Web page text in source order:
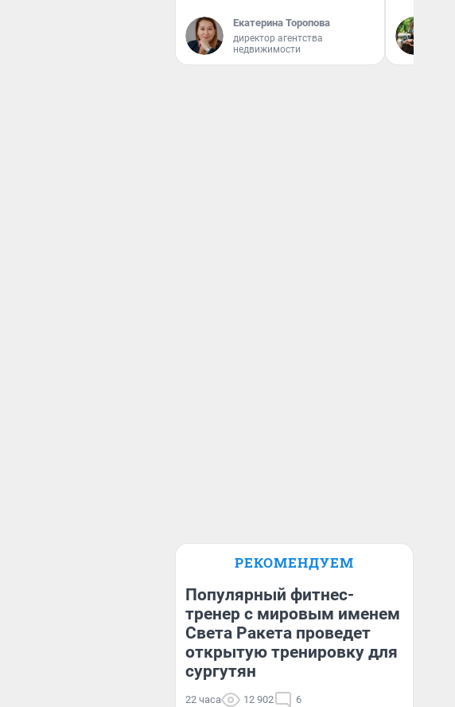
Екатерина Торопова
директор агентства
недвижимости
РЕКОМЕНДУЕМ
Популярный фитнес-
тренер с мировым именем
Света Ракета проведет
открытую тренировку для
сургутян
22 часа 12 902 6